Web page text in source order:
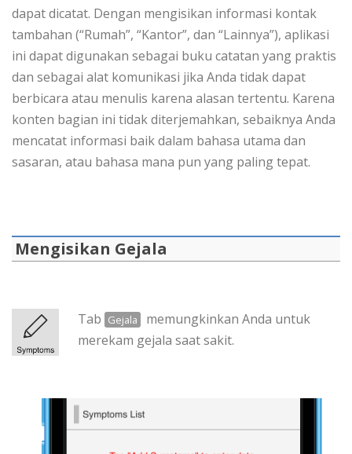
dapat dicatat. Dengan mengisikan informasi kontak
tambahan (“Rumah”, “Kantor”, dan “Lainnya”), aplikasi
ini dapat digunakan sebagai buku catatan yang praktis
dan sebagai alat komunikasi jika Anda tidak dapat
berbicara atau menulis karena alasan tertentu. Karena
konten bagian ini tidak diterjemahkan, sebaiknya Anda
mencatat informasi baik dalam bahasa utama dan
sasaran, atau bahasa mana pun yang paling tepat.
Mengisikan Gejala
Tab Gejala
memungkinkan Anda untuk
merekam gejala saat sakit.